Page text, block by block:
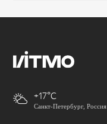
+17
Санкт-Петербург, Россия